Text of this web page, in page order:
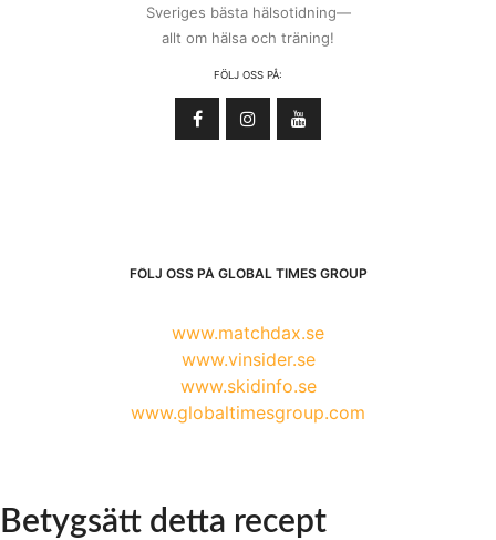
Sveriges bästa hälsotidning—
allt om hälsa och träning!
FÖLJ OSS PÅ:
FÖLJ OSS PÅ GLOBAL TIMES GROUP
www.matchdax.se
www.vinsider.se
www.skidinfo.se
www.globaltimesgroup.com
Betygsätt detta recept